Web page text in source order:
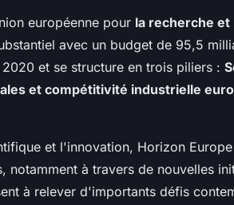
européenne pour la recherche
avec un budget de 95,5
et se structure en trois piliers :
et compétitivité industrielle
et l'innovation, Horizon
notamment à travers de nouvelles
à relever d'importants défis